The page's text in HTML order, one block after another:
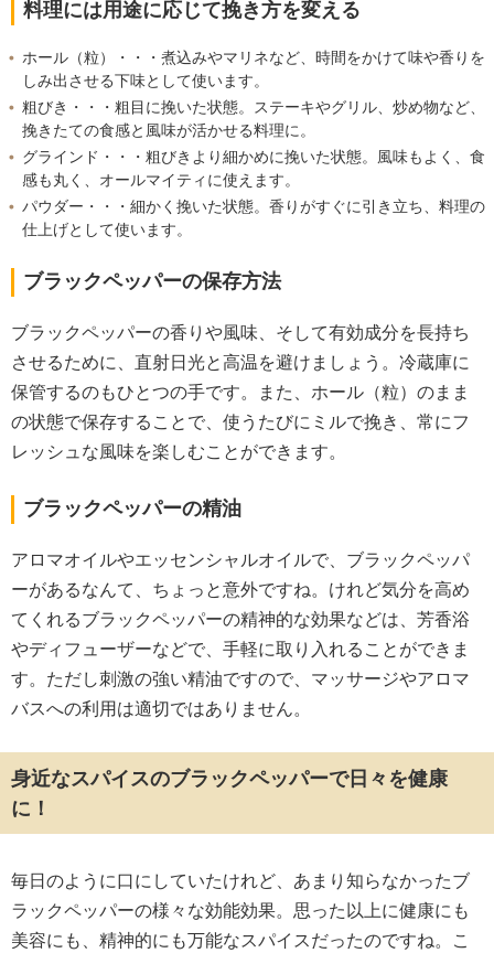
料理には用途に応じて挽き方を変える
ホール（粒）・・・煮込みやマリネなど、時間をかけて味や香りを
しみ出させる下味として使います。
粗びき・・・粗目に挽いた状態。ステーキやグリル、炒め物など、
挽きたての食感と風味が活かせる料理に。
グラインド・・・粗びきより細かめに挽いた状態。風味もよく、食
感も丸く、オールマイティに使えます。
パウダー・・・細かく挽いた状態。香りがすぐに引き立ち、料理の
仕上げとして使います。
ブラックペッパーの保存方法
ブラックペッパーの香りや風味、そして有効成分を長持ち
させるために、直射日光と高温を避けましょう。冷蔵庫に
保管するのもひとつの手です。また、ホール（粒）のまま
の状態で保存することで、使うたびにミルで挽き、常にフ
レッシュな風味を楽しむことができます。
ブラックペッパーの精油
アロマオイルやエッセンシャルオイルで、ブラックペッパ
ーがあるなんて、ちょっと意外ですね。けれど気分を高め
てくれるブラックペッパーの精神的な効果などは、芳香浴
やディフューザーなどで、手軽に取り入れることができま
す。ただし刺激の強い精油ですので、マッサージやアロマ
バスへの利用は適切ではありません。
身近なスパイスのブラックペッパーで日々を健康
に！
毎日のように口にしていたけれど、あまり知らなかったブ
ラックペッパーの様々な効能効果。思った以上に健康にも
美容にも、精神的にも万能なスパイスだったのですね。こ